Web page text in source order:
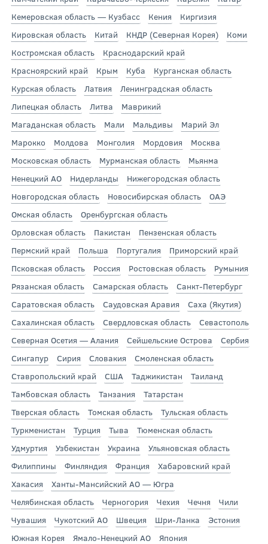
Кемеровская область — Кузбасс
Кения
Киргизия
Кировская область
Китай КНДР (Северная Корея)
Коми
Костромская область
Краснодарский край
Красноярский край
Крым Куба
Курганская область
Курская область
Латвия
Ленинградская область
Липецкая область
Литва
Маврикий
Магаданская область
Мали Мальдивы
Марий Эл
Марокко
Молдова Монголия Мордовия
Москва
Московская область
Мурманская область
Мьянма
Ненецкий АО
Нидерланды
Нижегородская область
Новгородская область
Новосибирская область
ОАЭ
Омская область
Оренбургская область
Орловская область
Пакистан
Пензенская область
Пермский край
Польша Португалия
Приморский край
Псковская область
Россия Ростовская область
Румыния
Рязанская область
Самарская область
Санкт-Петербург
Саратовская область
Саудовская Аравия
Саха (Якутия)
Сахалинская область
Свердловская область
Севастополь
Северная Осетия — Алания
Сейшельские Острова
Сербия
Сингапур
Сирия Словакия
Смоленская область
Ставропольский край
США Таджикистан
Таиланд
Тамбовская область
Танзания
Татарстан
Тверская область
Томская область
Тульская область
Туркменистан
Турция Тыва
Тюменская область
Удмуртия
Узбекистан Украина
Ульяновская область
Филиппины
Финляндия Франция
Хабаровский край
Хакасия
Ханты-Мансийский АО — Югра
Челябинская область
Черногория Чехия Чечня
Чили
Чувашия
Чукотский АО Швеция Шри-Ланка
Эстония
Южная Корея
Ямало-Ненецкий АО
Япония